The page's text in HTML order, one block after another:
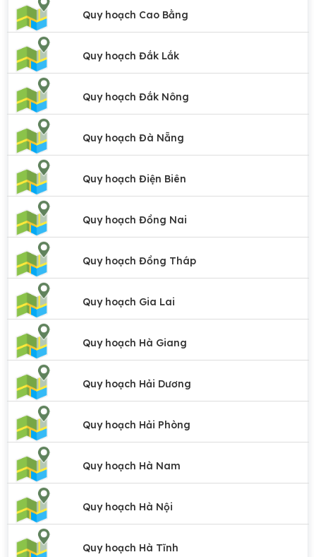
Quy hoạch Cao Bằng
Quy hoạch Đắk Lắk
Quy hoạch Đắk Nông
Quy hoạch Đà Nẵng
Quy hoạch Điện Biên
Quy hoạch Đồng Nai
Quy hoạch Đồng Tháp
Quy hoạch Gia Lai
Quy hoạch Hà Giang
Quy hoạch Hải Dương
Quy hoạch Hải Phòng
Quy hoạch Hà Nam
Quy hoạch Hà Nội
Quy hoạch Hà Tĩnh